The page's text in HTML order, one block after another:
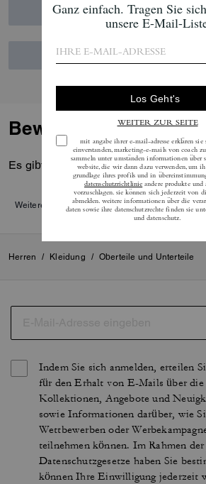
Bewertungen
Es gibt noch keine Reviews.
Weitere Informationen darüber, wie wir unsere
finden Siehier
Herren / Kleidung / Oberteile und Unterteile
Indem Sie sich anmelden, erteilen
für den Erhalt von E-Mails über die
Kollektionen, Angebote und
sowie Informationen darüber, wie
Wettbewerben oder
teilnehmen können. Im Rahmen
Datenschutzgesetze haben Sie
können Ihre Einwilligung jederzeit